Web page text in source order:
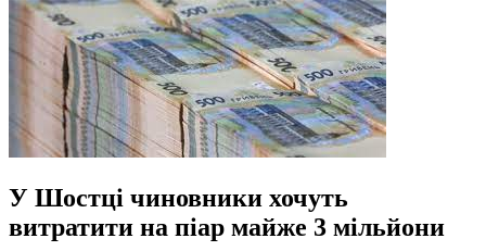
У Шостці чиновники хочуть
витратити на піар майже 3 мільйони